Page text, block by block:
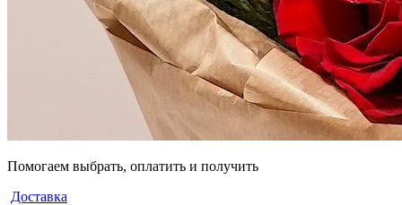
Помогаем выбрать, оплатить и получить
Доставка